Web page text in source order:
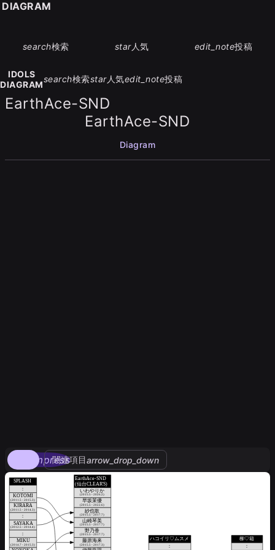
search検索 star人気 edit_note投稿
IDOLS
DIAGRAM
search検索star人気edit_note投稿
EarthAce-SND
EarthAce-SND
Diagram
compress
関連項目arrow_drop_down